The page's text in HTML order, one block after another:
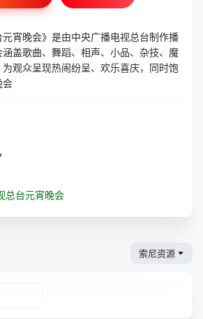
元宵晚会》是由中央广播电视总台制作播
盖歌曲、舞蹈、相声、小品、杂技、魔
观众呈现热闹纷呈、欢乐喜庆，同时饱
会
总台元宵晚会
索尼资源